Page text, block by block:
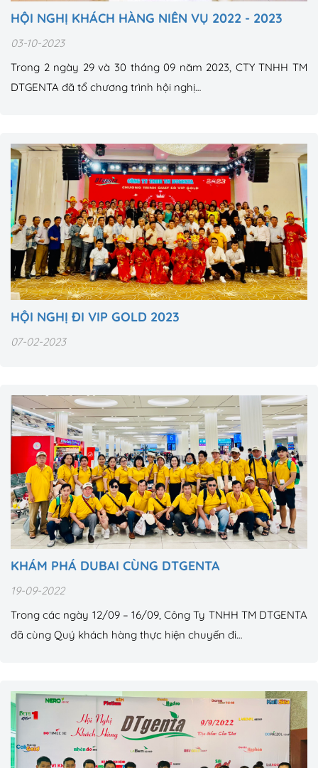
HỘI NGHỊ KHÁCH HÀNG NIÊN VỤ 2022 - 2023
03-10-2023
Trong 2 ngày 29 và 30 tháng 09 năm 2023, CTY TNHH TM
DTGENTA đã tổ chương trình hội nghị…
HỘI NGHỊ ĐI VIP GOLD 2023
07-02-2023
KHÁM PHÁ DUBAI CÙNG DTGENTA
19-09-2022
Trong các ngày 12/09 – 16/09, Công Ty TNHH TM DTGENTA
đã cùng Quý khách hàng thực hiện chuyến đi…